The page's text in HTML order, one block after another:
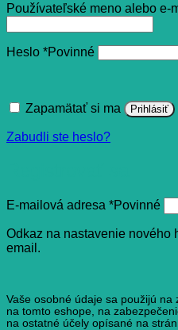
Používateľské meno alebo e-
Heslo *Povinné
Zapamätať si ma Prihlásiť
Zabudli ste heslo?
E-mailová adresa *Povinné
Odkaz na nastavenie nového
email.
Vaše osobné údaje sa použijú
na tomto eshope, na
na ostatné účely opísané na